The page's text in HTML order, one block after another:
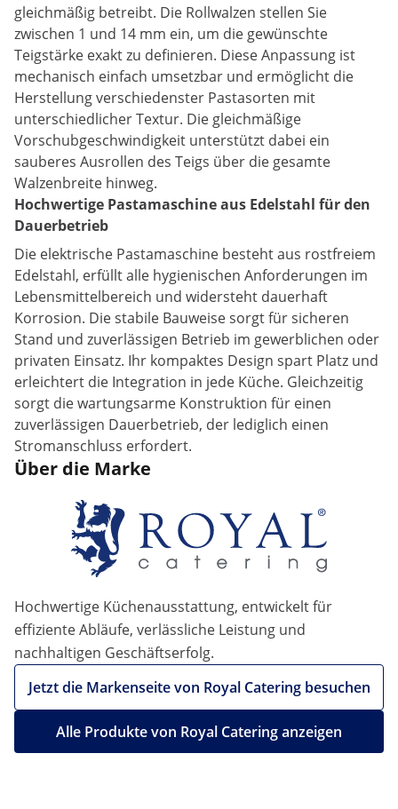
gleichmäßig betreibt. Die Rollwalzen stellen Sie
zwischen 1 und 14 mm ein, um die gewünschte
Teigstärke exakt zu definieren. Diese Anpassung ist
mechanisch einfach umsetzbar und ermöglicht die
Herstellung verschiedenster Pastasorten mit
unterschiedlicher Textur. Die gleichmäßige
Vorschubgeschwindigkeit unterstützt dabei ein
sauberes Ausrollen des Teigs über die gesamte
Walzenbreite hinweg.
Hochwertige Pastamaschine aus Edelstahl für den
Dauerbetrieb
Die elektrische Pastamaschine besteht aus rostfreiem
Edelstahl, erfüllt alle hygienischen Anforderungen im
Lebensmittelbereich und widersteht dauerhaft
Korrosion. Die stabile Bauweise sorgt für sicheren
Stand und zuverlässigen Betrieb im gewerblichen oder
privaten Einsatz. Ihr kompaktes Design spart Platz und
erleichtert die Integration in jede Küche. Gleichzeitig
sorgt die wartungsarme Konstruktion für einen
zuverlässigen Dauerbetrieb, der lediglich einen
Stromanschluss erfordert.
Über die Marke
Hochwertige Küchenausstattung, entwickelt für
effiziente Abläufe, verlässliche Leistung und
nachhaltigen Geschäftserfolg.
Jetzt die Markenseite von Royal Catering besuchen
Alle Produkte von Royal Catering anzeigen